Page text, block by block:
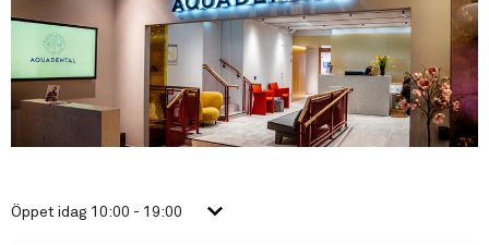
Öppet idag 10:00 - 19:00